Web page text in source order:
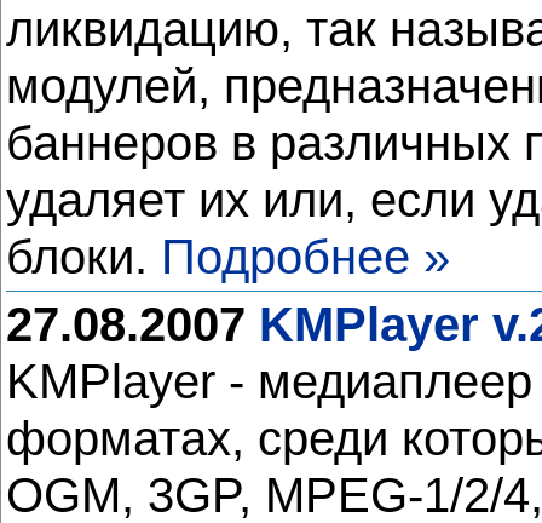
ликвидацию, так
модулей,
баннеров в
удаляет их или, если
блоки. Подробнее »
27.08.2007 KMPlayer
KMPlayer -
форматах, среди
OGM, 3GP, MPEG-1/2/